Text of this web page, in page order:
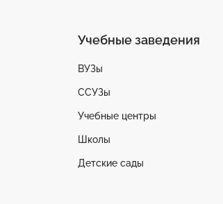
Учебные заведения
ВУЗы
ССУЗы
Учебные центры
Школы
Детские сады